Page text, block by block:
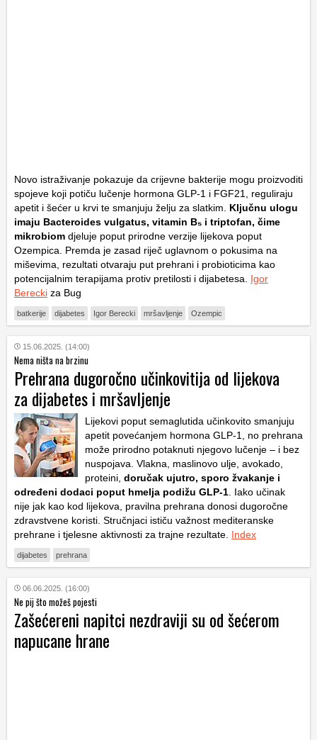
Novo istraživanje pokazuje da crijevne bakterije mogu proizvoditi
spojeve koji potiču lučenje hormona GLP-1 i FGF21, reguliraju
apetit i šećer u krvi te smanjuju želju za slatkim. Ključnu ulogu
imaju Bacteroides vulgatus, vitamin B₅ i triptofan, čime
mikrobiom djeluje poput prirodne verzije lijekova poput
Ozempica. Premda je zasad riječ uglavnom o pokusima na
miševima, rezultati otvaraju put prehrani i probioticima kao
potencijalnim terapijama protiv pretilosti i dijabetesa. Igor
Berecki za Bug
batkerije dijabetes Igor Berecki mršavljenje Ozempic
15.06.2025. (14:00)
Nema ništa na brzinu
Prehrana dugoročno učinkovitija od lijekova
za dijabetes i mršavljenje
Lijekovi poput semaglutida učinkovito smanjuju
apetit povećanjem hormona GLP-1, no prehrana
može prirodno potaknuti njegovo lučenje – i bez
nuspojava. Vlakna, maslinovo ulje, avokado,
proteini, doručak ujutro, sporo žvakanje i
određeni dodaci poput hmelja podižu GLP-1 . Iako učinak
nije jak kao kod lijekova, pravilna prehrana donosi dugoročne
zdravstvene koristi. Stručnjaci ističu važnost mediteranske
prehrane i tjelesne aktivnosti za trajne rezultate. Index
dijabetes prehrana
06.06.2025. (16:00)
Ne pij što možeš pojesti
Zašećereni napitci nezdraviji su od šećerom
napucane hrane